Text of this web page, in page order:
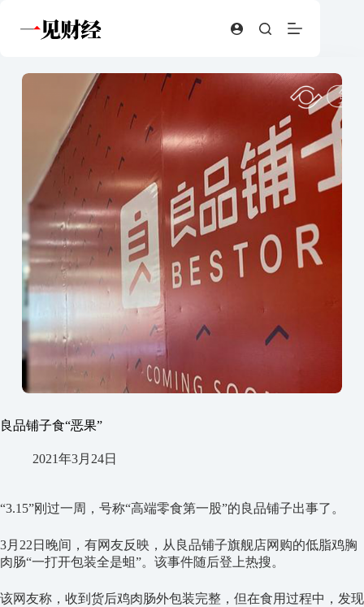
良品铺子食“恶果”
2021年3月24日
“3.15”刚过一周，号称“高端零食第一股”的良品铺子出事了。
3月22日晚间，有网友反映，从良品铺子旗舰店网购的低脂鸡胸
肉肠“一打开包装全是蛆”。该事件随后登上热搜。
该网友称，收到货后鸡肉肠外包装完整，但在食用过程中，发现